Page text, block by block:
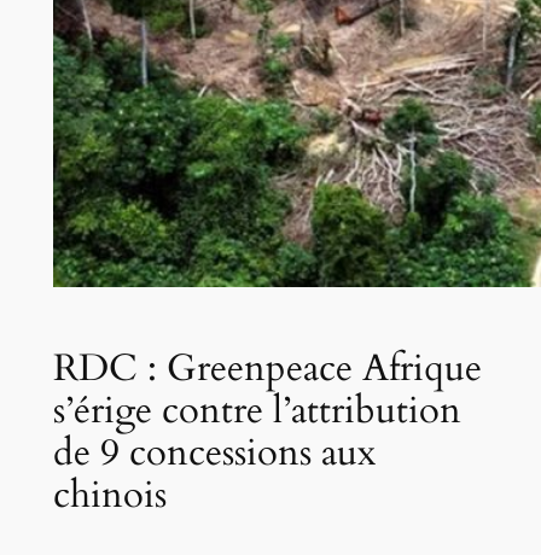
RDC : Greenpeace Afrique
s’érige contre l’attribution
de 9 concessions aux
chinois